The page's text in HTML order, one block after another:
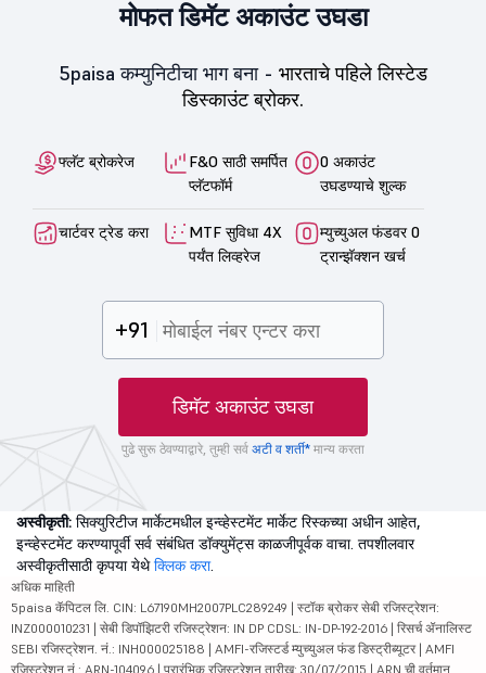
मोफत डिमॅट अकाउंट उघडा
5paisa कम्युनिटीचा भाग बना - भारताचे पहिले लिस्टेड
डिस्काउंट ब्रोकर.
फ्लॅट ब्रोकरेज
F&O साठी समर्पित
प्लॅटफॉर्म
0 अकाउंट
उघडण्याचे शुल्क
चार्टवर ट्रेड करा
MTF सुविधा 4X
पर्यंत लिव्हरेज
म्युच्युअल फंडवर 0
ट्रान्झॅक्शन खर्च
+91
डिमॅट अकाउंट उघडा
पुढे सुरू ठेवण्याद्वारे, तुम्ही सर्व अटी व शर्ती* मान्य करता
अस्वीकृती: सिक्युरिटीज मार्केटमधील इन्व्हेस्टमेंट मार्केट रिस्कच्या अधीन आहेत,
इन्व्हेस्टमेंट करण्यापूर्वी सर्व संबंधित डॉक्युमेंट्स काळजीपूर्वक वाचा. तपशीलवार
अस्वीकृतीसाठी कृपया येथेक्लिक करा.
अधिक माहिती
5paisa कॅपिटल लि. CIN: L67190MH2007PLC289249 | स्टॉक ब्रोकर सेबी रजिस्ट्रेशन:
INZ000010231 | सेबी डिपॉझिटरी रजिस्ट्रेशन: IN DP CDSL: IN-DP-192-2016 | रिसर्च ॲनालिस्ट
SEBI रजिस्ट्रेशन. नं.: INH000025188 | AMFI-रजिस्टर्ड म्युच्युअल फंड डिस्ट्रीब्यूटर | AMFI
रजिस्ट्रेशन नं.: ARN-104096 | प्रारंभिक रजिस्ट्रेशन तारीख: 30/07/2015 | ARN ची वर्तमान